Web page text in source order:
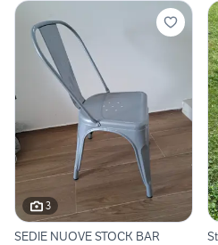
3
SEDIE NUOVE STOCK BAR